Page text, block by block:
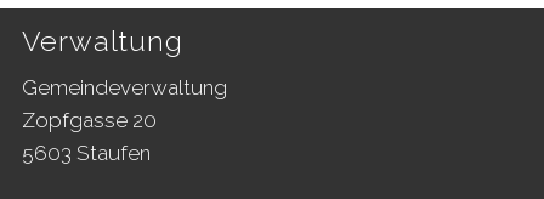
Footer
Verwaltung
Gemeindeverwaltung
Zopfgasse 20
5603 Staufen